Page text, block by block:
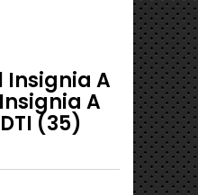
Insignia A
A
(35)